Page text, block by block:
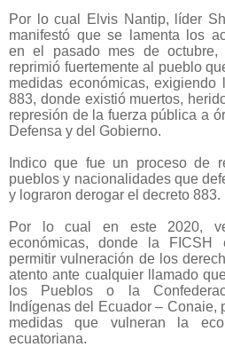
Por lo cual Elvis Nantip, líder
manifestó que se lamenta los
en el pasado mes de octubre,
reprimió fuertemente al pueblo
medidas económicas,
883, donde existió muertos,
represión de la fuerza pública a
Defensa y del Gobierno.
Indico que fue un proceso de
pueblos y nacionalidades que
y lograron derogar el decreto 883.
Por lo cual en este 2020,
económicas, donde la FICSH
permitir vulneración de los
atento ante cualquier llamado
los Pueblos o la
Indígenas del Ecuador – Conaie,
medidas que vulneran la
ecuatoriana.